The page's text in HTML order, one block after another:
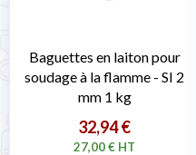
Baguettes en laiton pour
soudage à la flamme - SI 2
mm 1 kg
32,94 €
27,00 € HT